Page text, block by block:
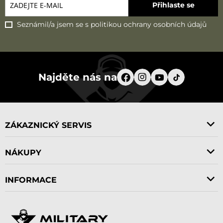
Přihlaste se
Seznámil/a jsem se s politikou ochrany osobních údajů
Najděte nás na
ZÁKAZNICKÝ SERVIS
NÁKUPY
INFORMACE